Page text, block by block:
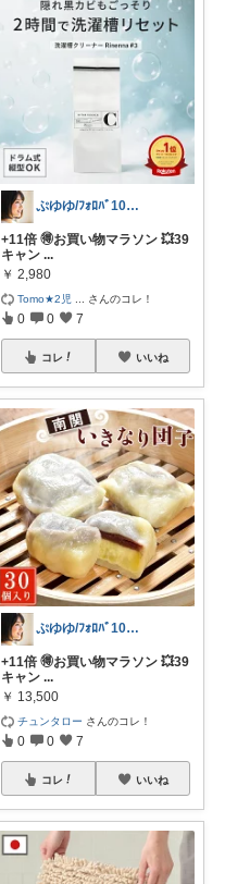
ぷゆゆ/ﾌｫﾛﾊﾞ100 ♡から経由購入
+11倍 🉐お買い物マラソン 💥39
キャン ...
￥ 2,980
Tomo★2児 さんのコレ！
0 0 7
コレ いいね
ぷゆゆ/ﾌｫﾛﾊﾞ100 ♡から経由購入
+11倍 🉐お買い物マラソン 💥39
キャン ...
￥ 13,500
チュンタロー さんのコレ！
0 0 7
コレ いいね